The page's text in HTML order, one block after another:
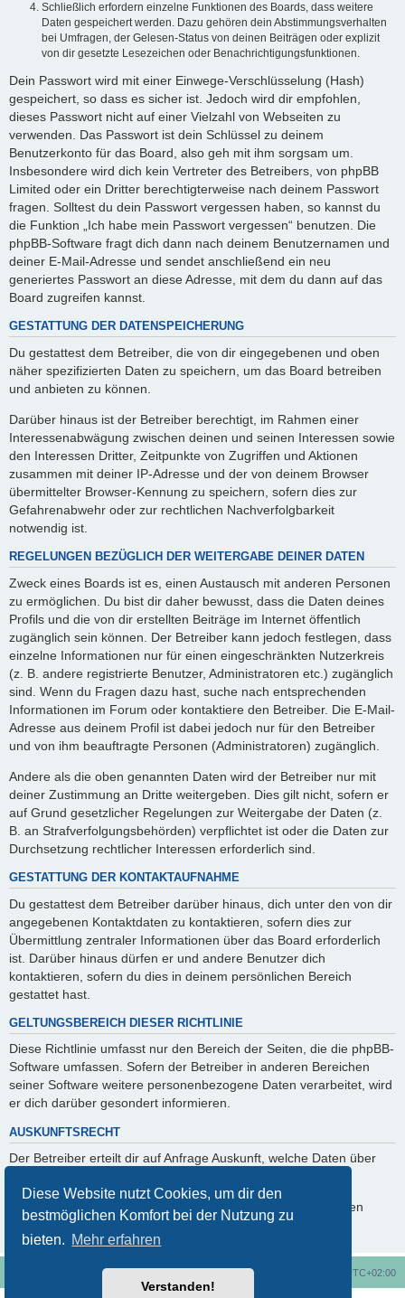
Diese Website nutzt Cookies, um dir den
bestmöglichen Komfort bei der Nutzung zu
bieten. Mehr erfahren
Verstanden!
Schließlich erfordern einzelne Funktionen des Boards, dass weitere
Daten gespeichert werden. Dazu gehören dein Abstimmungsverhalten
bei Umfragen, der Gelesen-Status von deinen Beiträgen oder explizit
von dir gesetzte Lesezeichen oder Benachrichtigungsfunktionen.
Dein Passwort wird mit einer Einwege-Verschlüsselung (Hash)
gespeichert, so dass es sicher ist. Jedoch wird dir empfohlen,
dieses Passwort nicht auf einer Vielzahl von Webseiten zu
verwenden. Das Passwort ist dein Schlüssel zu deinem
Benutzerkonto für das Board, also geh mit ihm sorgsam um.
Insbesondere wird dich kein Vertreter des Betreibers, von phpBB
Limited oder ein Dritter berechtigterweise nach deinem Passwort
fragen. Solltest du dein Passwort vergessen haben, so kannst du
die Funktion „Ich habe mein Passwort vergessen“ benutzen. Die
phpBB-Software fragt dich dann nach deinem Benutzernamen und
deiner E-Mail-Adresse und sendet anschließend ein neu
generiertes Passwort an diese Adresse, mit dem du dann auf das
Board zugreifen kannst.
GESTATTUNG DER DATENSPEICHERUNG
Du gestattest dem Betreiber, die von dir eingegebenen und oben
näher spezifizierten Daten zu speichern, um das Board betreiben
und anbieten zu können.
Darüber hinaus ist der Betreiber berechtigt, im Rahmen einer
Interessenabwägung zwischen deinen und seinen Interessen sowie
den Interessen Dritter, Zeitpunkte von Zugriffen und Aktionen
zusammen mit deiner IP-Adresse und der von deinem Browser
übermittelter Browser-Kennung zu speichern, sofern dies zur
Gefahrenabwehr oder zur rechtlichen Nachverfolgbarkeit
notwendig ist.
REGELUNGEN BEZÜGLICH DER WEITERGABE DEINER DATEN
Zweck eines Boards ist es, einen Austausch mit anderen Personen
zu ermöglichen. Du bist dir daher bewusst, dass die Daten deines
Profils und die von dir erstellten Beiträge im Internet öffentlich
zugänglich sein können. Der Betreiber kann jedoch festlegen, dass
einzelne Informationen nur für einen eingeschränkten Nutzerkreis
(z. B. andere registrierte Benutzer, Administratoren etc.) zugänglich
sind. Wenn du Fragen dazu hast, suche nach entsprechenden
Informationen im Forum oder kontaktiere den Betreiber. Die E-Mail-
Adresse aus deinem Profil ist dabei jedoch nur für den Betreiber
und von ihm beauftragte Personen (Administratoren) zugänglich.
Andere als die oben genannten Daten wird der Betreiber nur mit
deiner Zustimmung an Dritte weitergeben. Dies gilt nicht, sofern er
auf Grund gesetzlicher Regelungen zur Weitergabe der Daten (z.
B. an Strafverfolgungsbehörden) verpflichtet ist oder die Daten zur
Durchsetzung rechtlicher Interessen erforderlich sind.
GESTATTUNG DER KONTAKTAUFNAHME
Du gestattest dem Betreiber darüber hinaus, dich unter den von dir
angegebenen Kontaktdaten zu kontaktieren, sofern dies zur
Übermittlung zentraler Informationen über das Board erforderlich
ist. Darüber hinaus dürfen er und andere Benutzer dich
kontaktieren, sofern du dies in deinem persönlichen Bereich
gestattet hast.
GELTUNGSBEREICH DIESER RICHTLINIE
Diese Richtlinie umfasst nur den Bereich der Seiten, die die phpBB-
Software umfassen. Sofern der Betreiber in anderen Bereichen
seiner Software weitere personenbezogene Daten verarbeitet, wird
er dich darüber gesondert informieren.
AUSKUNFTSRECHT
Der Betreiber erteilt dir auf Anfrage Auskunft, welche Daten über
Du kannst jederzeit die Löschung bzw. Sperrung deiner Daten
verlangen. Kontaktiere hierzu bitte den Betreiber.
Foren-Übersicht UTC+02:00
Alle Cookies löschen